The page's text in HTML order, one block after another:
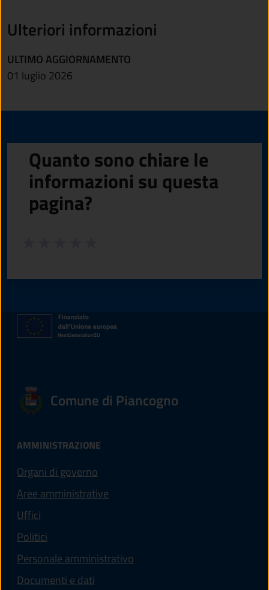
Ulteriori informazioni
ULTIMO AGGIORNAMENTO
01 luglio 2026
Quanto sono chiare le
informazioni su questa
pagina?
Comune di Piancogno
AMMINISTRAZIONE
Organi di governo
Aree amministrative
Uffici
Politici
Personale amministrativo
Documenti e dati